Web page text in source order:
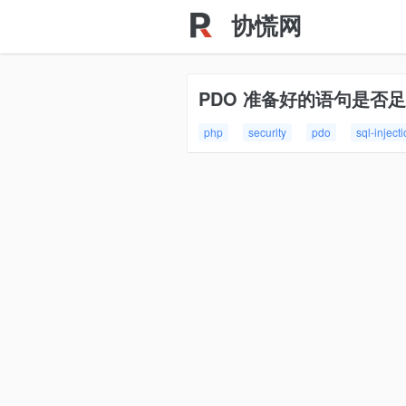
协慌网
PDO 准备好的语句是否
php security pdo sql-